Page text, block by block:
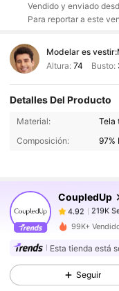
Vendido y enviado
Para reportar a este
Modelar es vestir:
Altura: 74 Busto:
Detalles Del Producto
Material:
Tela
Composición:
97%
CoupledUp
219K
4.92
219K
m***7pagó
4.92 219K
99K+
Esta tienda está
Seguir